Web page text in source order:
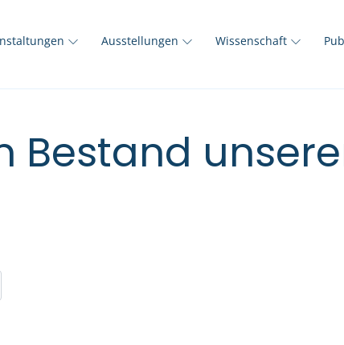
Ausstellungen Wissenschaft
Bestand